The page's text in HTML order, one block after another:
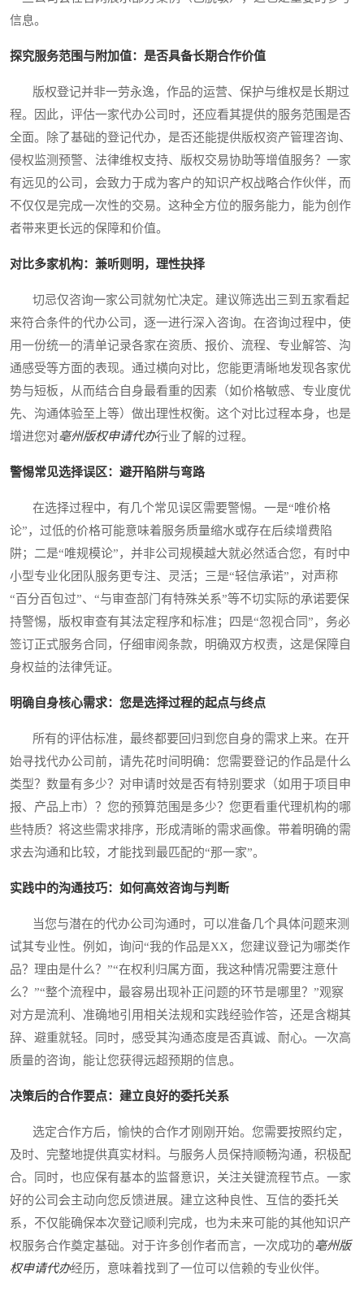
信息。
探究服务范围与附加值：是否具备长期合作价值
版权登记并非一劳永逸，作品的运营、保护与维权是长期过
程。因此，评估一家代办公司时，还应看其提供的服务范围是否
全面。除了基础的登记代办，是否还能提供版权资产管理咨询、
侵权监测预警、法律维权支持、版权交易协助等增值服务？一家
有远见的公司，会致力于成为客户的知识产权战略合作伙伴，而
不仅仅是完成一次性的交易。这种全方位的服务能力，能为创作
者带来更长远的保障和价值。
对比多家机构：兼听则明，理性抉择
切忌仅咨询一家公司就匆忙决定。建议筛选出三到五家看起
来符合条件的代办公司，逐一进行深入咨询。在咨询过程中，使
用一份统一的清单记录各家在资质、报价、流程、专业解答、沟
通感受等方面的表现。通过横向对比，您能更清晰地发现各家优
势与短板，从而结合自身最看重的因素（如价格敏感、专业度优
先、沟通体验至上等）做出理性权衡。这个对比过程本身，也是
增进您对亳州版权申请代办行业了解的过程。
警惕常见选择误区：避开陷阱与弯路
在选择过程中，有几个常见误区需要警惕。一是“唯价格
论”，过低的价格可能意味着服务质量缩水或存在后续增费陷
阱；二是“唯规模论”，并非公司规模越大就必然适合您，有时中
小型专业化团队服务更专注、灵活；三是“轻信承诺”，对声称
“百分百包过”、“与审查部门有特殊关系”等不切实际的承诺要保
持警惕，版权审查有其法定程序和标准；四是“忽视合同”，务必
签订正式服务合同，仔细审阅条款，明确双方权责，这是保障自
身权益的法律凭证。
明确自身核心需求：您是选择过程的起点与终点
所有的评估标准，最终都要回归到您自身的需求上来。在开
始寻找代办公司前，请先花时间明确：您需要登记的作品是什么
类型？数量有多少？对申请时效是否有特别要求（如用于项目申
报、产品上市）？您的预算范围是多少？您更看重代理机构的哪
些特质？将这些需求排序，形成清晰的需求画像。带着明确的需
求去沟通和比较，才能找到最匹配的“那一家”。
实践中的沟通技巧：如何高效咨询与判断
当您与潜在的代办公司沟通时，可以准备几个具体问题来测
试其专业性。例如，询问“我的作品是XX，您建议登记为哪类作
品？理由是什么？”“在权利归属方面，我这种情况需要注意什
么？”“整个流程中，最容易出现补正问题的环节是哪里？”观察
对方是流利、准确地引用相关法规和实践经验作答，还是含糊其
辞、避重就轻。同时，感受其沟通态度是否真诚、耐心。一次高
质量的咨询，能让您获得远超预期的信息。
决策后的合作要点：建立良好的委托关系
选定合作方后，愉快的合作才刚刚开始。您需要按照约定，
及时、完整地提供真实材料。与服务人员保持顺畅沟通，积极配
合。同时，也应保有基本的监督意识，关注关键流程节点。一家
好的公司会主动向您反馈进展。建立这种良性、互信的委托关
系，不仅能确保本次登记顺利完成，也为未来可能的其他知识产
权服务合作奠定基础。对于许多创作者而言，一次成功的亳州版
权申请代办经历，意味着找到了一位可以信赖的专业伙伴。